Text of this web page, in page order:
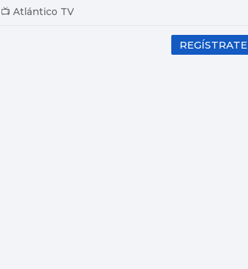
📺 Atlántico TV
REGÍSTRATE